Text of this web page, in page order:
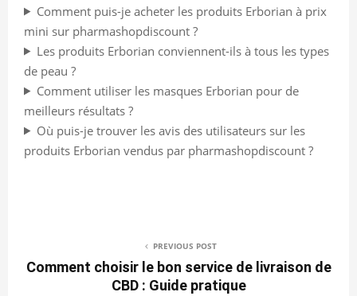
Comment puis-je acheter les produits Erborian à prix
mini sur pharmashopdiscount ?
Les produits Erborian conviennent-ils à tous les types
de peau ?
Comment utiliser les masques Erborian pour de
meilleurs résultats ?
Où puis-je trouver les avis des utilisateurs sur les
produits Erborian vendus par pharmashopdiscount ?
PREVIOUS POST
Comment choisir le bon service de livraison de
CBD : Guide pratique